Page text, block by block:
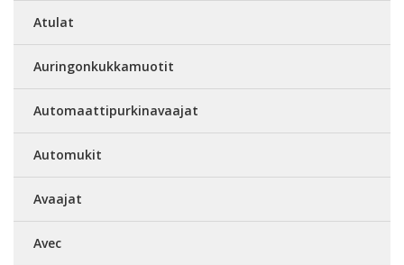
Atulat
Auringonkukkamuotit
Automaattipurkinavaajat
Automukit
Avaajat
Avec